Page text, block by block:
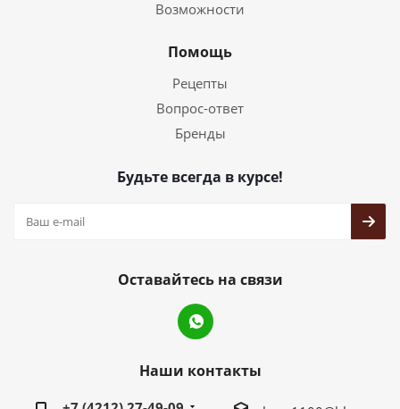
Возможности
Помощь
Рецепты
Вопрос-ответ
Бренды
Будьте всегда в курсе!
Оставайтесь на связи
Наши контакты